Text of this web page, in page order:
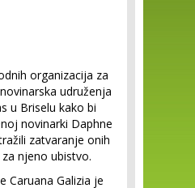
organizacija za
udruženja
u Briselu kako bi
novinarki Daphne
zatvaranje onih
njeno ubistvo.
Caruana Galizia je